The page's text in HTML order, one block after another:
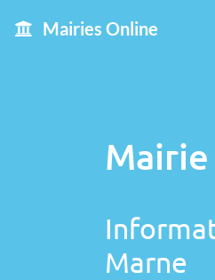
Mairies Online
Marne